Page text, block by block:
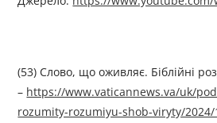
(53) Слово, що оживляє. Біблійні
– https://www.vaticannews.va/uk/
rozumity-rozumiyu-shob-viryty/2024/